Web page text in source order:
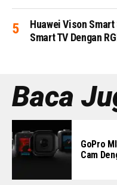
Huawei Vison Smart
Smart TV Dengan
Baca
GoPro
Cam